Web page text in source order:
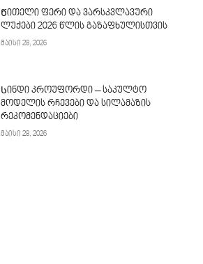
Წითელი ფერი და ვარსკვლავური
ლუქები 2026 წლის გაზაფხულისთვის
მაისი 28, 2026
Სინდი კროუფორდი – საკულტო
მოდელის რჩევები და სილამაზის
რეკომენდაციები
მაისი 28, 2026